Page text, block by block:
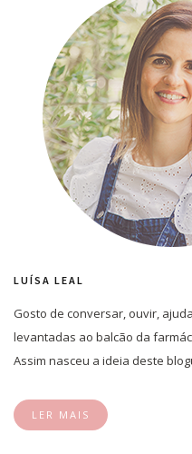
LUÍSA LEAL
Gosto de conversar, ouvir,
levantadas ao balcão da
Assim nasceu a ideia deste
LER MAIS